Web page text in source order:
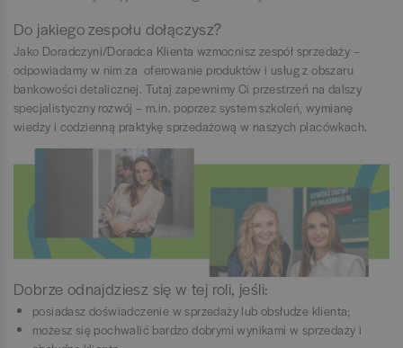
Do jakiego zespołu dołączysz?
Jako Doradczyni/Doradca Klienta wzmocnisz zespół sprzedaży –
odpowiadamy w nim za oferowanie produktów i usług z obszaru
bankowości detalicznej. Tutaj zapewnimy Ci przestrzeń na dalszy
specjalistyczny rozwój – m.in. poprzez system szkoleń, wymianę
wiedzy i codzienną praktykę sprzedażową w naszych placówkach.
Dobrze odnajdziesz się w tej roli, jeśli:
posiadasz doświadczenie w sprzedaży lub obsłudze klienta;
możesz się pochwalić bardzo dobrymi wynikami w sprzedaży i